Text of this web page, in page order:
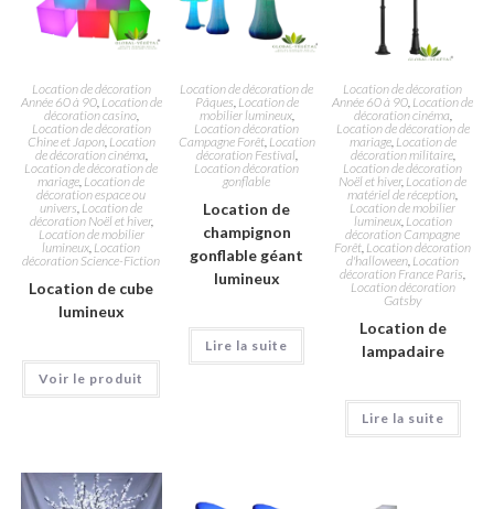
Location de décoration
Année 60 à 90, Location de
décoration casino,
Location de décoration
Chine et Japon, Location
de décoration cinéma
Location de décoration de
mariage Location de
décoration espace ou
univers Location de
décoration Noël et hiver,
Location de mobilier
lumineux Location
décoration Science-Fiction
Location de cube
lumineux
Voir le produit
Location de décoration de
Pâques Location de
mobilier lumineux,
Location décoration
Campagne Forêt, Location
décoration Festival,
Location décoration
gonflable
Location de
champignon
gonflable géant
lumineux
Lire la suite
Location de décoration
Année 60 à 90 Location de
décoration cinéma
Location de décoration de
mariage, Location de
décoration militaire,
Location de décoration
Noël et hiver, Location de
matériel de réception
Location de mobilier
lumineux, Location
décoration Campagne
Forêt Location décoration
d'halloween Location
décoration France Paris
Location décoration
Gatsby
Location de
lampadaire
Lire la suite